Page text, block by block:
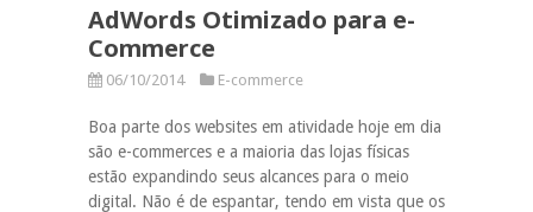
AdWords Otimizado para e-
Commerce
06/10/2014 E-commerce
Boa parte dos websites em atividade hoje em dia
são e-commerces e a maioria das lojas físicas
estão expandindo seus alcances para o meio
digital. Não é de espantar, tendo em vista que os